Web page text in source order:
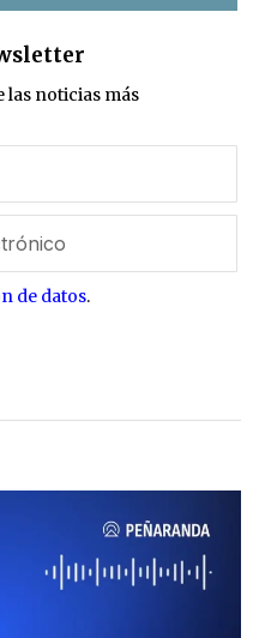
noticias más
de datos.